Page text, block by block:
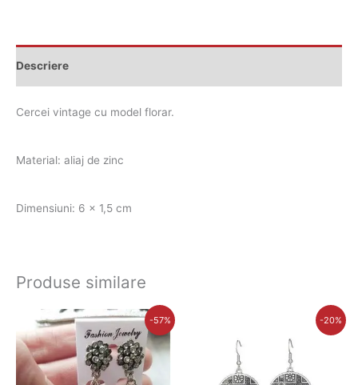
Descriere
Cercei vintage cu model florar.
Material: aliaj de zinc
Dimensiuni: 6 x 1,5 cm
Produse similare
-57%
Prețul
inițial
a
fost:
72,00 lei.
Prețul
curent
este:
31,00 lei.
-20%
fost:
35,00 lei.
este:
28,00 lei.